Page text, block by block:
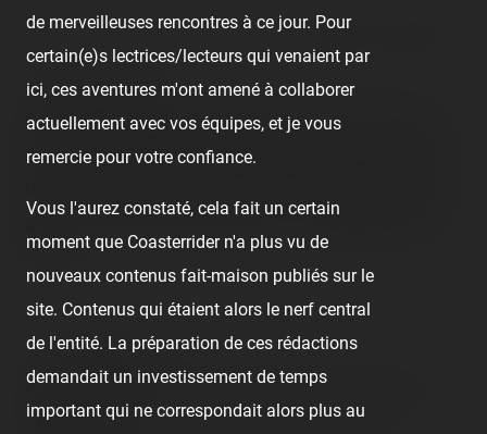
<!-- TR summary -->
Somptueuse journée aux attractions variées comme au
bon vieux temps, ça faisait longtemps ! Juste le rajout
parfait ! À vivre et revivre et revivre… inoubliable !<br />
<!-- TR guests -->
Coasterriders présents avec moi à cette journée :<br />
• Maman<br />
de merveilleuses rencontres à ce jour. Pour
certain(e)s lectrices/lecteurs qui venaient par
ici, ces aventures m'ont amené à collaborer
actuellement avec vos équipes, et je vous
remercie pour votre confiance.
Vous l'aurez constaté, cela fait un certain
moment que Coasterrider n'a plus vu de
nouveaux contenus fait-maison publiés sur le
site. Contenus qui étaient alors le nerf central
de l'entité. La préparation de ces rédactions
demandait un investissement de temps
important qui ne correspondait alors plus au